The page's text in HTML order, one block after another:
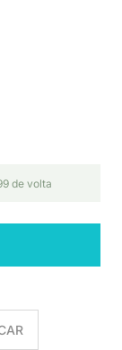
de volta